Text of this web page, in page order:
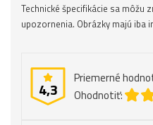
Technické špecifikácie sa môžu
upozornenia. Obrázky majú iba
4,3
Priemerné
Ohodnotiť: